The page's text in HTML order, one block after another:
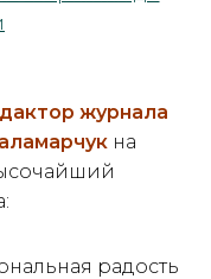
журнала
на
радость